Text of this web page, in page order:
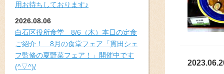
用お待ちしております♪
2026.08.06
白石区役所食堂 8/6（木）本日の定食
ご紹介！ 8月の食堂フェア「貫田シェ
フ監修の夏野菜フェア！」開催中です
(^▽^)/